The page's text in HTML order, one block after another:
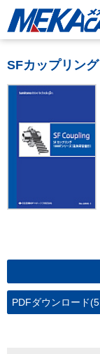
SFカップリン
PDFダウンロード